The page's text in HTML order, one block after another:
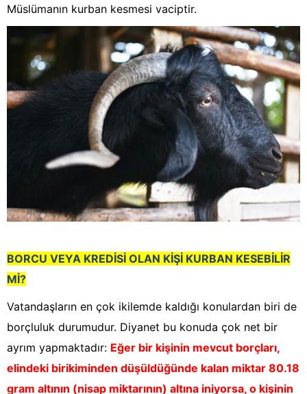
Müslümanın kurban kesmesi vaciptir.
BORCU VEYA KREDİSİ OLAN KİŞİ KURBAN KESEBİLİR
Mİ?
Vatandaşların en çok ikilemde kaldığı konulardan biri de
borçluluk durumudur. Diyanet bu konuda çok net bir
ayrım yapmaktadır: Eğer bir kişinin mevcut borçları,
elindeki birikiminden düşüldüğünde kalan miktar 80.18
gram altının (nisap miktarının) altına iniyorsa, o kişinin